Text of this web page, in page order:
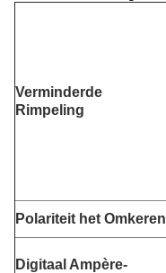
Verminderde
Rimpeling
Polariteit het Omkeren
Digitaal Ampère-